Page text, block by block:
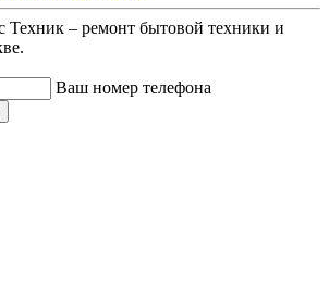
Техник – ремонт бытовой техники и
Ваш номер телефона